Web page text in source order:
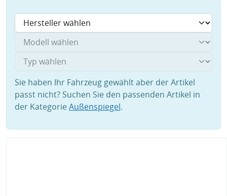
Sie haben Ihr Fahrzeug gewählt aber der Artikel
passt nicht? Suchen Sie den passenden Artikel in
der KategorieAußenspiegel.